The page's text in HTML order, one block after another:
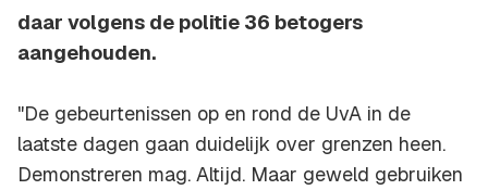
daar volgens de politie 36 betogers
aangehouden.
"De gebeurtenissen op en rond de UvA in de
laatste dagen gaan duidelijk over grenzen heen.
Demonstreren mag. Altijd. Maar geweld gebruiken